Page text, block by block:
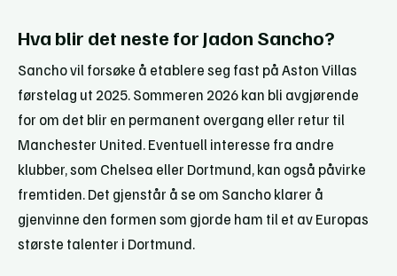
Hva blir det neste for Jadon Sancho?
Sancho vil forsøke å etablere seg fast på Aston Villas
førstelag ut 2025. Sommeren 2026 kan bli avgjørende
for om det blir en permanent overgang eller retur til
Manchester United. Eventuell interesse fra andre
klubber, som Chelsea eller Dortmund, kan også påvirke
fremtiden. Det gjenstår å se om Sancho klarer å
gjenvinne den formen som gjorde ham til et av Europas
største talenter i Dortmund.